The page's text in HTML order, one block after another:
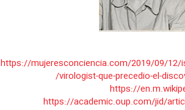
https://mujeresconciencia.com/2019/09/12/
virologist-que-precedio-el-
https://
https://academic.oup.com/jid/